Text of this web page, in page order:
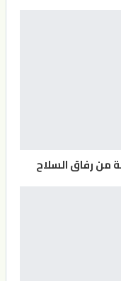
من رفاق السلاح